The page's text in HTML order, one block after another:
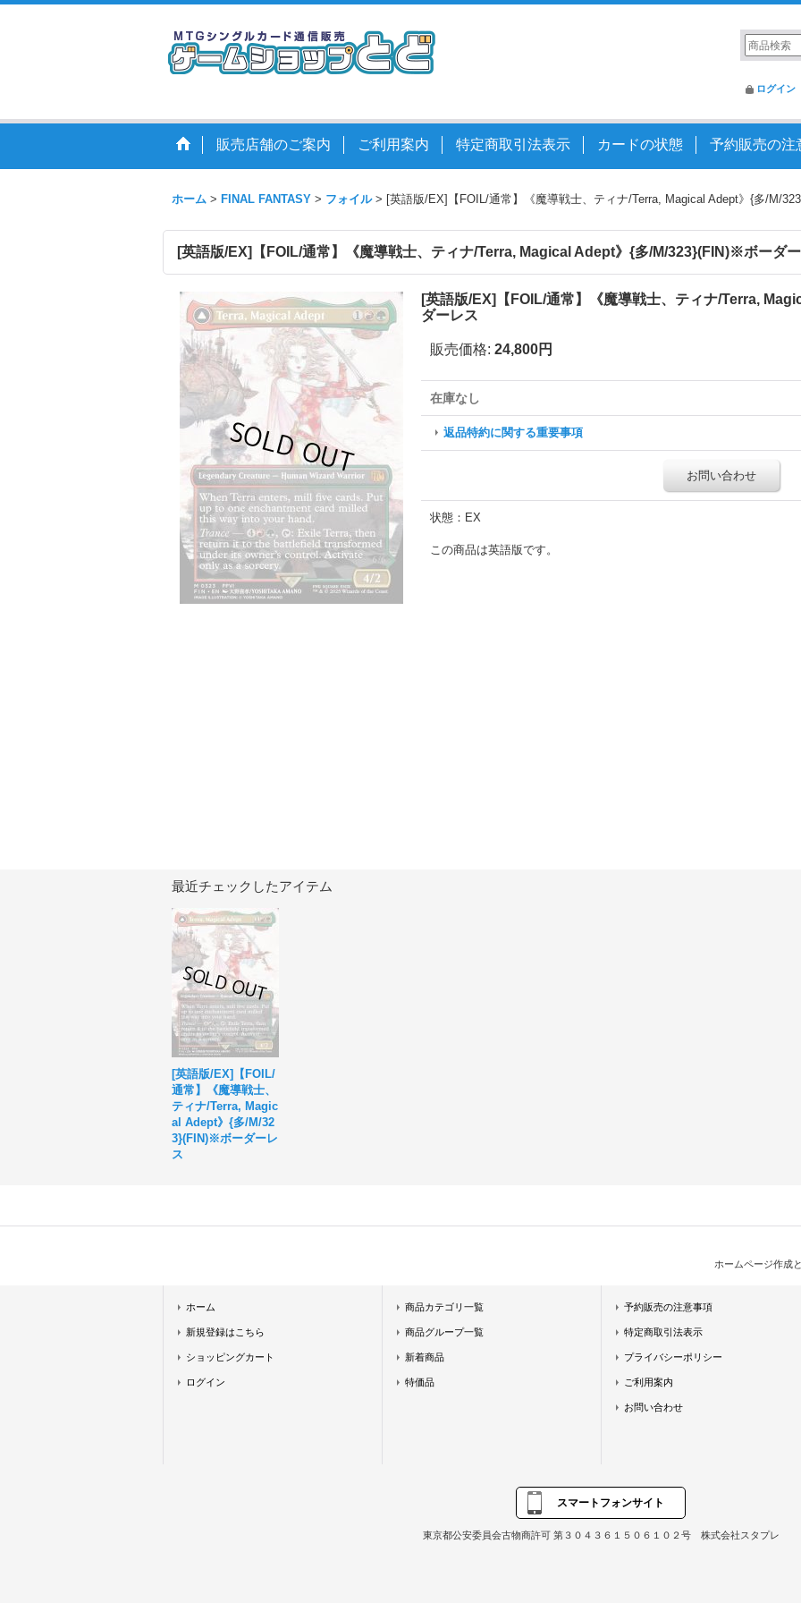
ログイン
販売店舗のご案内 ご利用案内 特定商取引法表示 カードの状態 予約販売の注
ホーム > FINAL FANTASY > フォイル > [英語版/EX]【FOIL/通常】《魔導戦士、ティナ/Terra, Magical Adept》{多/M/
[英語版/EX]【FOIL/通常】《魔導戦士、ティナ/Terra, Magical Adept》{多/M/323}(FIN)※ボーダ
[英語版/EX]【FOIL/通常】《魔導戦士、ティナ/Terra,
ダーレス
販売価格: 24,800円
在庫なし
返品特約に関する重要事項
お問い合わせ
状態：EX
この商品は英語版です。
最近チェックしたアイテム
[英語版/EX]【FOIL/
通常】《魔導戦士、
ティナ/Terra, Magic
al Adept》{多/M/32
3}(FIN)※ボーダーレ
ス
ホームページ作成
ホーム
新規登録はこちら
ショッピングカート
ログイン
商品カテゴリ一覧
商品グループ一覧
新着商品
特価品
予約販売の注意事項
特定商取引法表示
プライバシーポリシー
ご利用案内
お問い合わせ
スマートフォンサイト
東京都公安委員会古物商許可 第３０４３６１５０６１０２号 株式会社スタプレ